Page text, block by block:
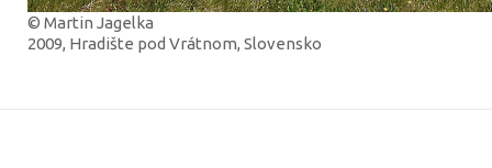
© Martin Jagelka
2009, Hradište pod Vrátnom, Slovensko